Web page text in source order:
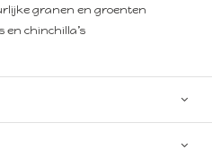
granen en groenten
en chinchilla’s